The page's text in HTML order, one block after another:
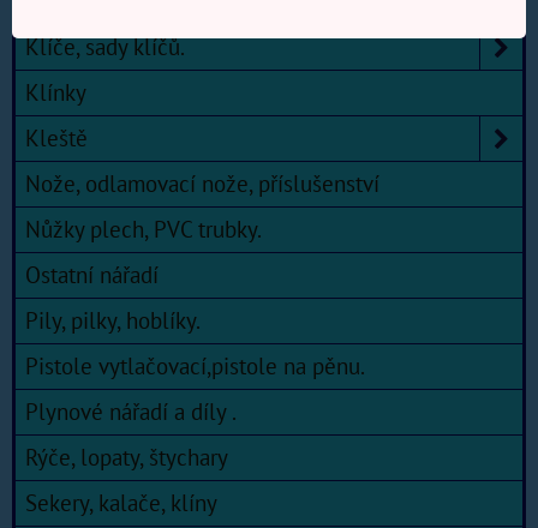
Klíče, sady klíčů.
Klínky
Kleště
Nože, odlamovací nože, příslušenství
Nůžky plech, PVC trubky.
Ostatní nářadí
Pily, pilky, hoblíky.
Pistole vytlačovací,pistole na pěnu.
Plynové nářadí a díly .
Rýče, lopaty, štychary
Sekery, kalače, klíny